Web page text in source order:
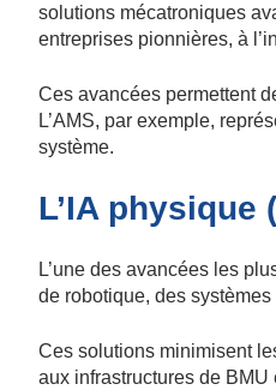
solutions mécatroniques
entreprises pionnières, à
Ces avancées permettent
L’AMS, par exemple,
système.
L’IA
L’une des avancées les
de robotique, des systèmes
Ces solutions minimisent
aux infrastructures de